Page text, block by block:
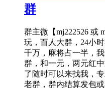
群
群主微【mj222526 或
玩，百人大群，24小
千万，麻将占一半，
群，和一元，两元红
了随时可以来找我，
老群，群内结算发包